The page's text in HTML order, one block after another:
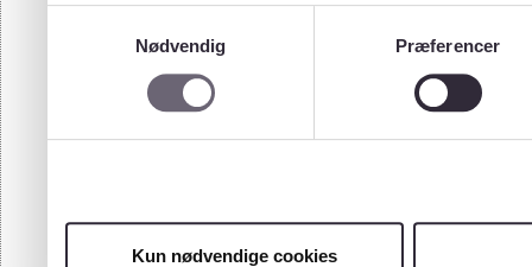
Nødvendig
Præferencer
Kun nødvendige cookies
97
100